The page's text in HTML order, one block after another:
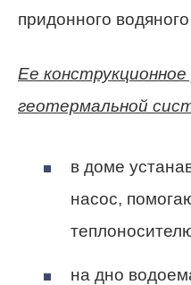
придонного
Ее
геотермальной
в доме
насос,
на дно